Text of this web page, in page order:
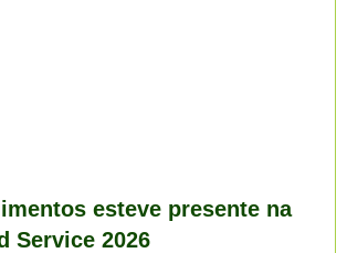
esteve presente na
Service 2026